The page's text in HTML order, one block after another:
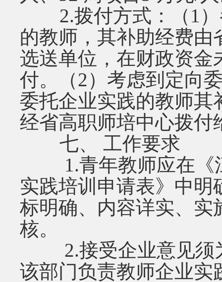
2.拨付方式：（1）
的教师，其补助经费
选送单位，在财政资金
付。（2）考虑到定向
委托企业实践的教师其
经省高职师培中心拨付
七、 工作要求
1.青年教师应在《
实践培训申请表》中
标明确、内容详实、实
核。
2.接受企业意见须
该部门负责教师企业实